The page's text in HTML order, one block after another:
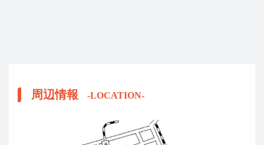
周辺情報 -LOCATION-